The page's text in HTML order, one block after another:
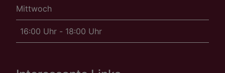
Mittwoch
16:00 Uhr - 18:00 Uhr